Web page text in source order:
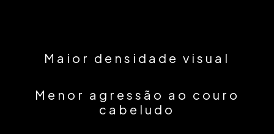
Maior densidade visual
Menor agressão ao couro
cabeludo